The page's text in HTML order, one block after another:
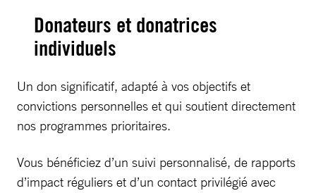
Donateurs et donatrices
individuels
Un don significatif, adapté à vos objectifs et
convictions personnelles et qui soutient directement
nos programmes prioritaires.
Vous bénéficiez d’un suivi personnalisé, de rapports
d’impact réguliers et d’un contact privilégié avec